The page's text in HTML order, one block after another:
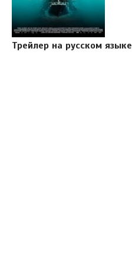
Трейлер на русском языке